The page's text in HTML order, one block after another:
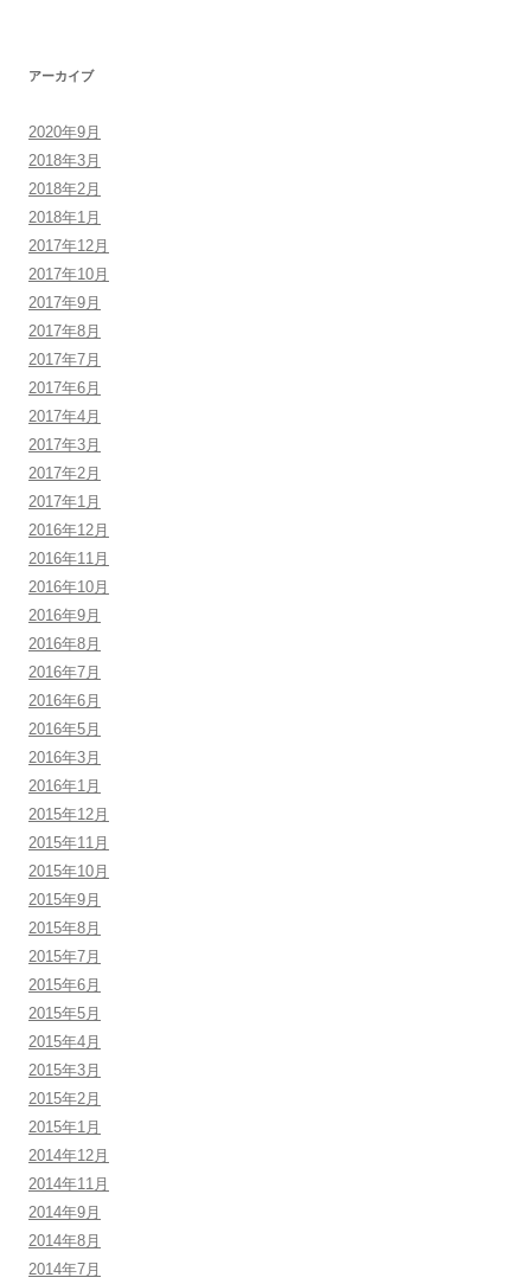
アーカイブ
2020年9月
2018年3月
2018年2月
2018年1月
2017年12月
2017年10月
2017年9月
2017年8月
2017年7月
2017年6月
2017年4月
2017年3月
2017年2月
2017年1月
2016年12月
2016年11月
2016年10月
2016年9月
2016年8月
2016年7月
2016年6月
2016年5月
2016年3月
2016年1月
2015年12月
2015年11月
2015年10月
2015年9月
2015年8月
2015年7月
2015年6月
2015年5月
2015年4月
2015年3月
2015年2月
2015年1月
2014年12月
2014年11月
2014年9月
2014年8月
2014年7月